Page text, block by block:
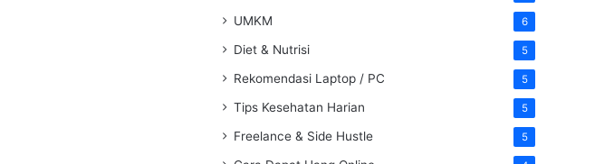
UMKM 6
Diet & Nutrisi 5
Rekomendasi Laptop / PC 5
Tips Kesehatan Harian 5
Freelance & Side Hustle 5